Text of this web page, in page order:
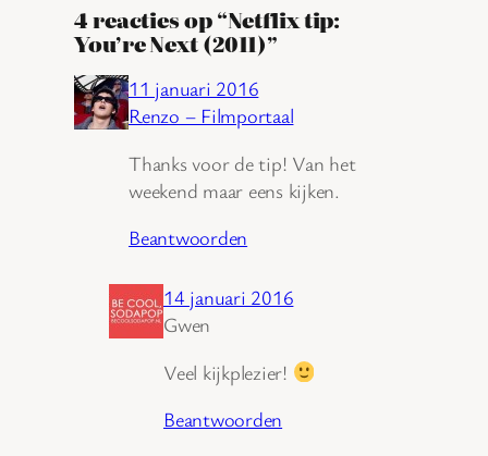
4 reacties op “Netflix tip:
You’re Next (2011)”
11 januari 2016
Renzo – Filmportaal
Thanks voor de tip! Van het
weekend maar eens kijken.
Beantwoorden
14 januari 2016
Gwen
Veel kijkplezier!
Beantwoorden